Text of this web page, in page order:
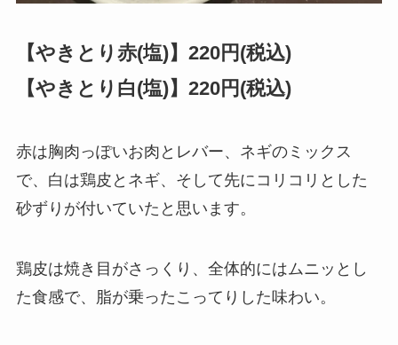
【やきとり赤(塩)】220円(税込)
【やきとり白(塩)】220円(税込)
赤は胸肉っぽいお肉とレバー、ネギのミックス
で、白は鶏皮とネギ、そして先にコリコリとした
砂ずりが付いていたと思います。
鶏皮は焼き目がさっくり、全体的にはムニッとし
た食感で、脂が乗ったこってりした味わい。